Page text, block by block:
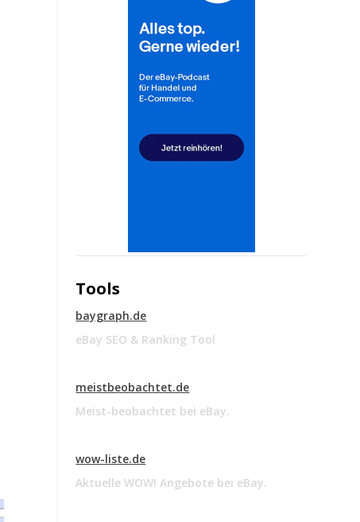
Tools
baygraph.de
eBay SEO & Ranking Tool
meistbeobachtet.de
Meist-beobachtet bei eBay.
wow-liste.de
Aktuelle WOW! Angebote bei eBay.